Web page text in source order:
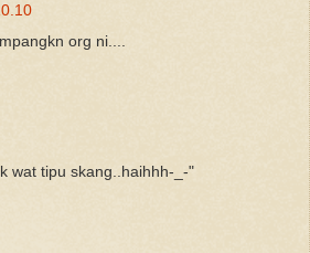
org ni....
wat tipu skang..haihhh-_-"